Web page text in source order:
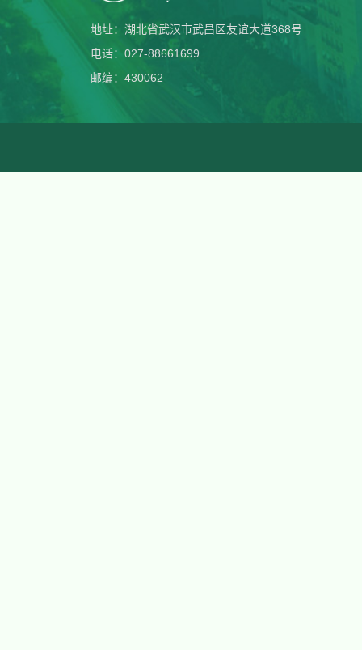
地址：湖北省武汉市武昌区友谊大道368号
电话：027-88661699
邮编：430062